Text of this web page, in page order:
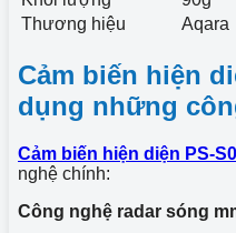
Thương hiệu
Aqara
Cảm biến hiện
dụng những
Cảm biến hiện diện PS-
nghệ chính:
Công nghệ radar sóng